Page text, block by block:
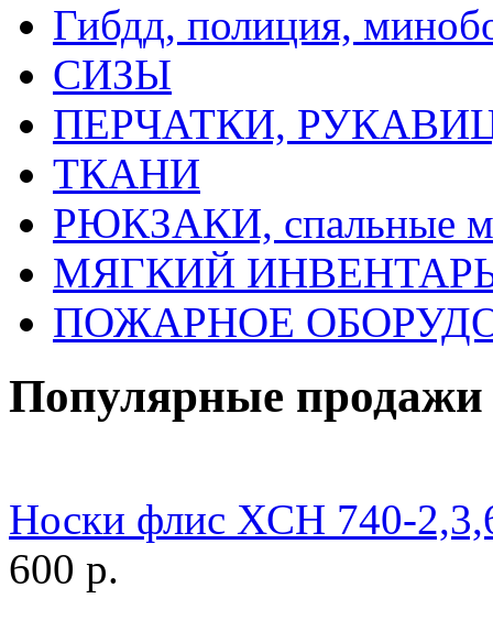
Гибдд, полиция,
СИЗЫ
ПЕРЧАТКИ,
ТКАНИ
РЮКЗАКИ, спальные
МЯГКИЙ ИНВЕНТАРЬ,
ПОЖАРНОЕ
Популярные продажи
Носки флис ХСН 740-
600 р.